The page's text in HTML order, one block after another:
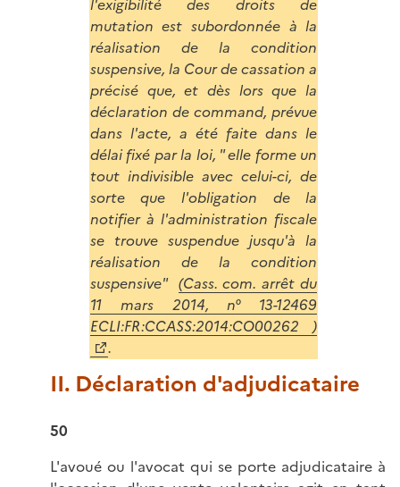
l'exigibilité des droits de
mutation est subordonnée à la
réalisation de la condition
suspensive, la Cour de cassation a
précisé que, et dès lors que la
déclaration de command, prévue
dans l'acte, a été faite dans le
délai fixé par la loi, " elle forme un
tout indivisible avec celui-ci, de
sorte que l'obligation de la
notifier à l'administration fiscale
se trouve suspendue jusqu'à la
réalisation de la condition
suspensive" (Cass. com. arrêt du
11 mars 2014, n° 13-12469
ECLI:FR:CCASS:2014:CO00262 )
.
II. Déclaration d'adjudicataire
50
L'avoué ou l'avocat qui se porte adjudicataire à